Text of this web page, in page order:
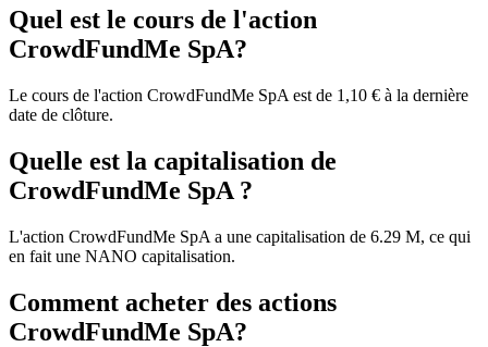
Quel est le cours de l'action
CrowdFundMe SpA?
Le cours de l'action CrowdFundMe SpA est de 1,10 € à la dernière
date de clôture.
Quelle est la capitalisation de
CrowdFundMe SpA ?
L'action CrowdFundMe SpA a une capitalisation de 6.29 M, ce qui
en fait une NANO capitalisation.
Comment acheter des actions
CrowdFundMe SpA?